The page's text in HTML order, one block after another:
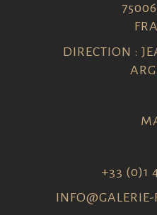
DIRECTION :
+33 (0)1
INFO@GALERIE-